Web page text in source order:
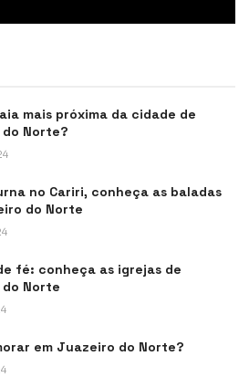
mais próxima da cidade de
Norte?
no Cariri, conheça as baladas
do Norte
fé: conheça as igrejas de
Norte
em Juazeiro do Norte?